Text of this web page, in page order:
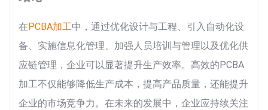
在PCBA加工中，通过优化设计与工程、引入自动化设
备、实施信息化管理、加强人员培训与管理以及优化供
应链管理，企业可以显著提升生产效率。高效的PCBA
加工不仅能够降低生产成本，提高产品质量，还能提升
企业的市场竞争力。在未来的发展中，企业应持续关注